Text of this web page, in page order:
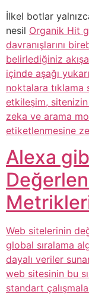
İlkel botlar
nesil Organik Hit
davranışlarını
belirlediğiniz
içinde aşağı
noktalara tıklama
etkileşim,
zeka ve arama
etiketlenmesine
Alexa
Web sitelerinin
global sıralama
dayalı veriler
web sitesinin bu
standart